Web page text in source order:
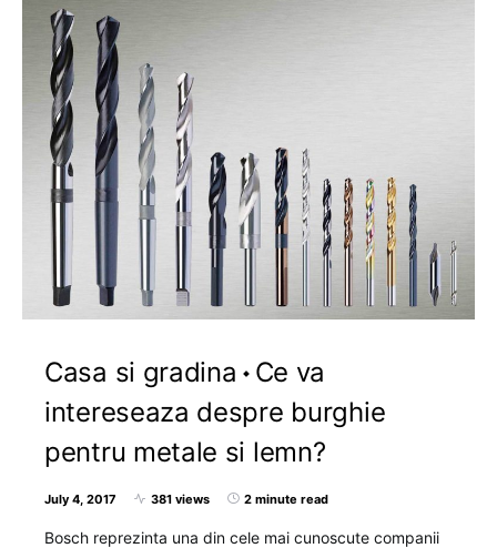
Casa si gradina
Ce va
intereseaza despre burghie
pentru metale si lemn?
July 4, 2017 381 views 2 minute read
Bosch reprezinta una din cele mai cunoscute companii